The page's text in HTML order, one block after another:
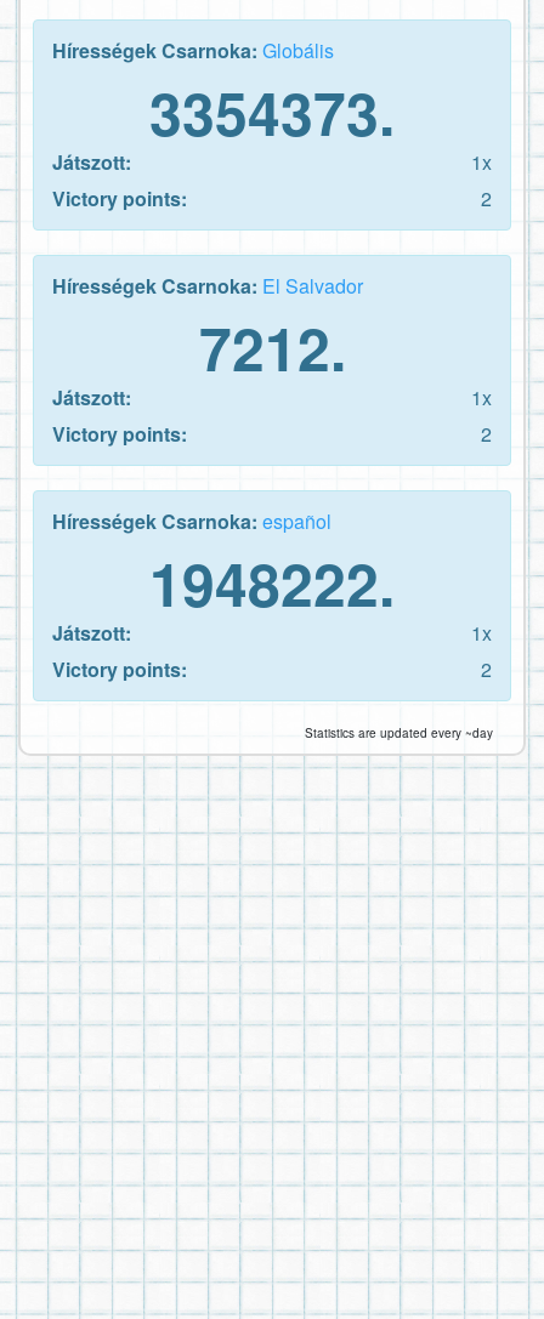
Hírességek Csarnoka: Globális
3354373.
Játszott:
1x
Victory points:
2
Hírességek Csarnoka: El Salvador
7212.
Játszott:
1x
Victory points:
2
Hírességek Csarnoka: español
1948222.
Játszott:
1x
Victory points:
2
Statistics are updated every ~day